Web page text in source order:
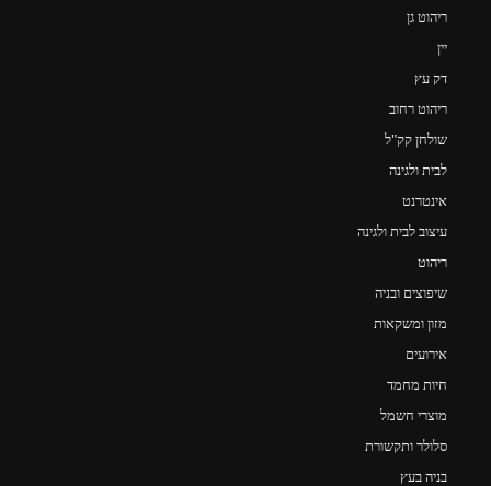
ריהוט גן
יין
דק עץ
ריהוט רחוב
שולחן קק"ל
לבית ולגינה
אינטרנט
עיצוב לבית ולגינה
ריהוט
שיפוצים ובניה
מזון ומשקאות
אירועים
חיות מחמד
מוצרי חשמל
סלולר ותקשורת
בניה בעץ